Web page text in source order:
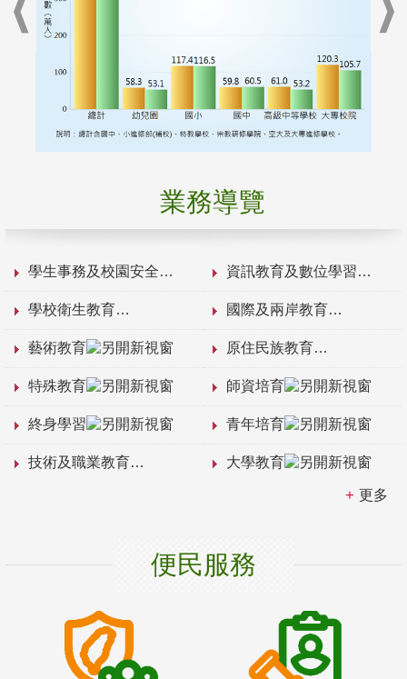
業務導覽
學生事務及校園安全 資訊教育及數位學習
學校衛生教育 國際及兩岸教育
藝術教育 原住民族教育
特殊教育 師資培育
終身學習 青年培育
技術及職業教育 大學教育
更多
便民服務